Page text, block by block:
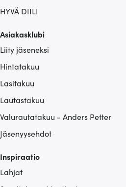
HYVÄ DIILI
Asiakasklubi
Liity jäseneksi
Hintatakuu
Lasitakuu
Lautastakuu
Valurautatakuu - Anders Petter
Jäsenyysehdot
Inspiraatio
Lahjat